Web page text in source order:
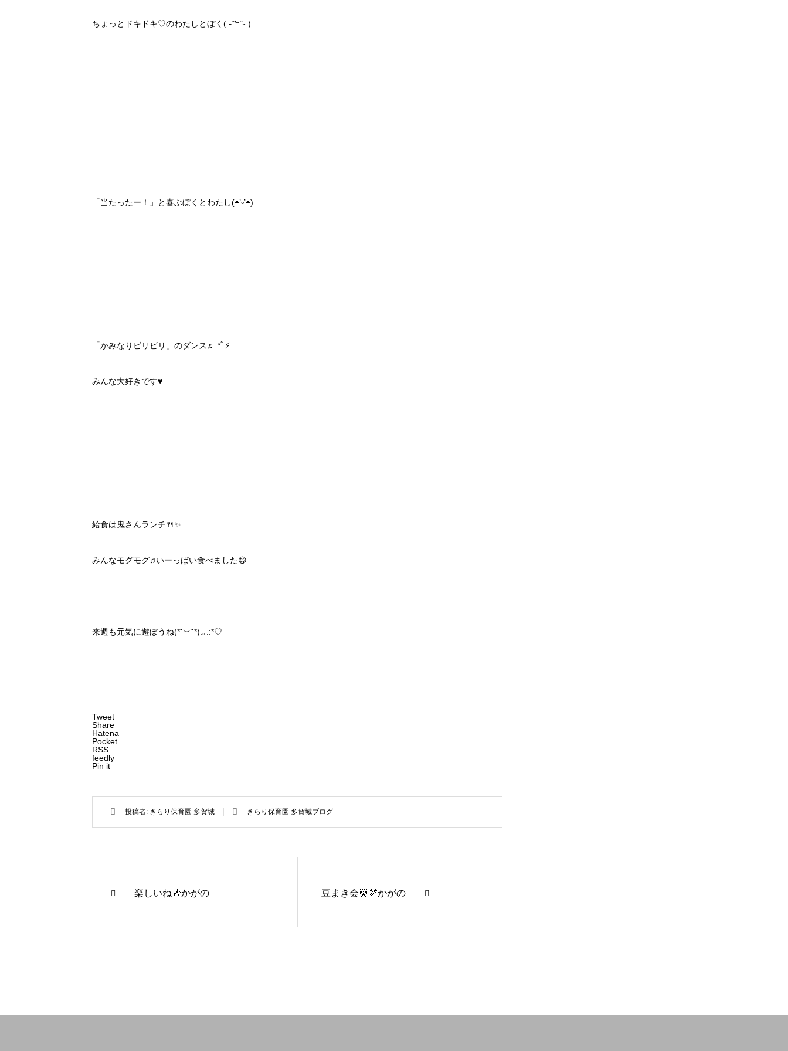
ちょっとドキドキ♡のわたしとぼく( ˶ˆ꒳ˆ˵ )
「当たったー！」と喜ぶぼくとわたし(⌯’ᵕ’⌯)
「かみなりビリビリ」のダンス♬.*ﾟ⚡️
みんな大好きです♥️
給食は鬼さんランチ🍴✨
みんなモグモグ♫いーっぱい食べました😋
来週も元気に遊ぼうね(*˘︶˘*).｡.:*♡
Tweet
Share
Hatena
Pocket
RSS
feedly
Pin it
投稿者: きらり保育園 多賀城 きらり保育園 多賀城ブログ
楽しいね🎶かがの 豆まき会👹🫘かがの